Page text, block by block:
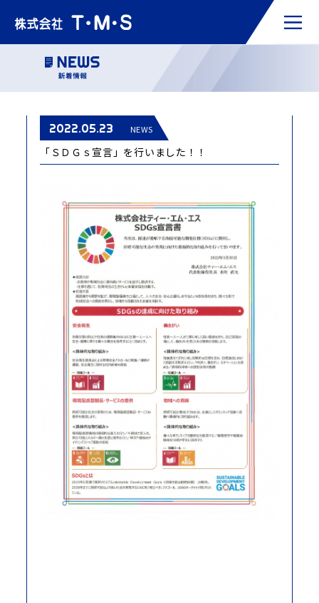
2022.05.23 NEWS
「ＳＤＧｓ宣言」を行いました！！